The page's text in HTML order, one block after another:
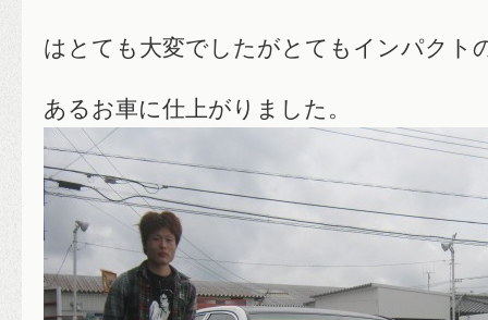
はとても大変でしたがとてもインパクト
あるお車に仕上がりました。